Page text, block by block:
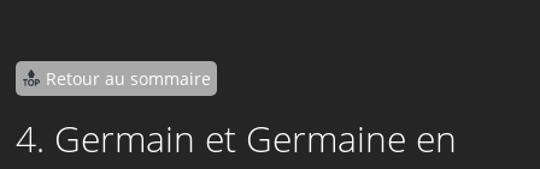
Retour au sommaire
4. Germain et Germaine en